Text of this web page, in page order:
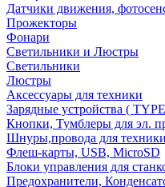
Датчики движения,
Прожекторы
Фонари
Светильники и Люстры
Светильники
Люстры
Аксессуары для техники
Зарядные устройства (
Кнопки, Тумблеры для эл.
Шнуры,провода для
Флеш-карты, USB, MicroSD
Блоки управления для
Предохранители,